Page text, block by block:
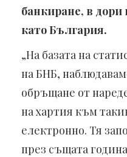
банкиране, в дори
като България.
„На базата на
на БНБ,
обръщане от
на хартия към
електронно. Тя
през същата